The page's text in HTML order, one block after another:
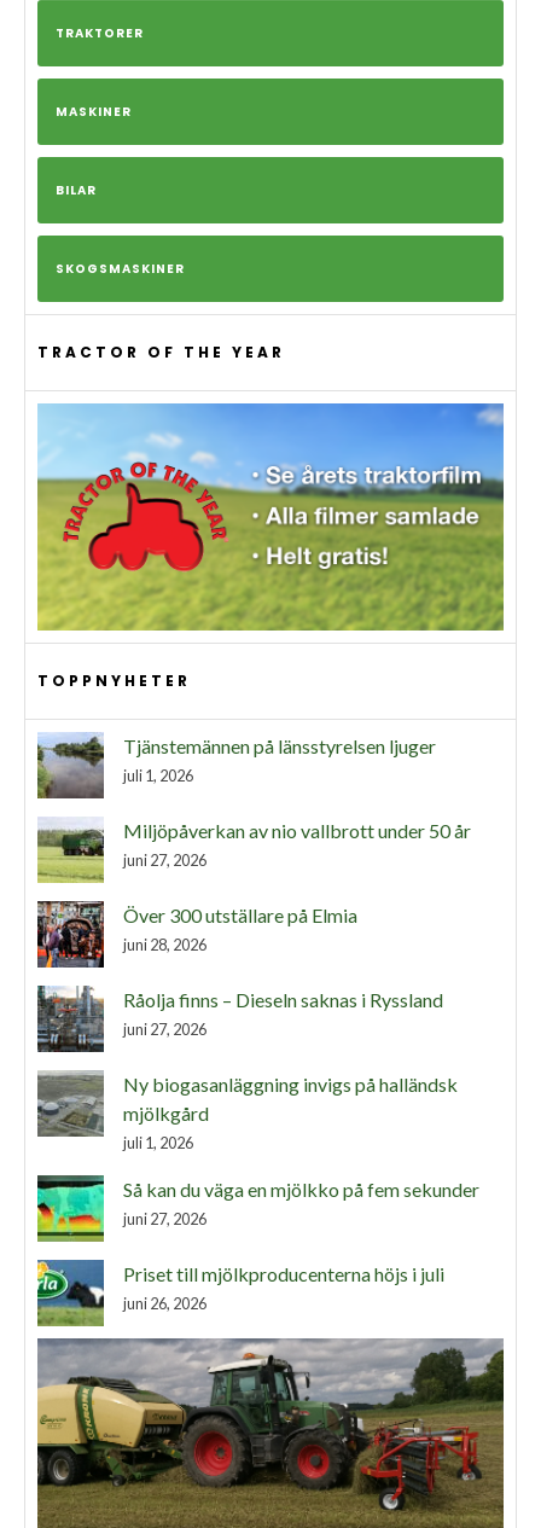
TRAKTORER
MASKINER
BILAR
SKOGSMASKINER
TRACTOR OF THE YEAR
TOPPNYHETER
Tjänstemännen på länsstyrelsen ljuger
juli 1, 2026
Miljöpåverkan av nio vallbrott under 50 år
juni 27, 2026
Över 300 utställare på Elmia
juni 28, 2026
Råolja finns – Dieseln saknas i Ryssland
juni 27, 2026
Ny biogasanläggning invigs på halländsk
mjölkgård
juli 1, 2026
Så kan du väga en mjölkko på fem sekunder
juni 27, 2026
Priset till mjölkproducenterna höjs i juli
juni 26, 2026